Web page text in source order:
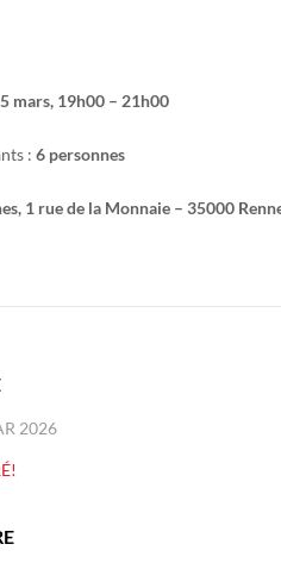
mars, 19h00 – 21h00
: 6 personnes
1 rue de la Monnaie – 35000
2026